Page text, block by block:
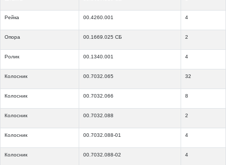
Рейка 00.4260.001 4
Опора 00.1669.025 СБ 2
Ролик 00.1340.001 4
Колосник 00.7032.065 32
Колосник 00.7032.066 8
Колосник 00.7032.088 2
Колосник 00.7032.088-01 4
Колосник 00.7032.088-02 4